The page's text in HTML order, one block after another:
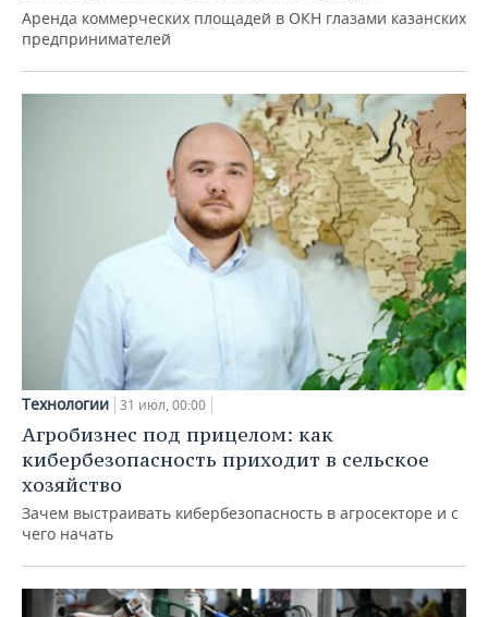
Аренда коммерческих площадей в ОКН глазами казанских
предпринимателей
Технологии 31 июл, 00:00
Агробизнес под прицелом: как
кибербезопасность приходит в сельское
хозяйство
Зачем выстраивать кибербезопасность в агросекторе и с
чего начать